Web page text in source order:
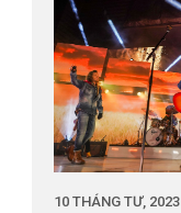
10 THÁNG TƯ, 2023